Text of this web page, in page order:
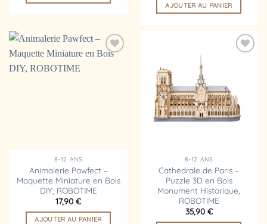
AJOUTER AU PANIER
8-12 ANS
Animalerie Pawfect –
Maquette Miniature en Bois
DIY, ROBOTIME
17,90 €
AJOUTER AU PANIER
d’envies
8-12 ANS
Cathédrale de Paris –
Puzzle 3D en Bois
Monument Historique,
ROBOTIME
35,90 €